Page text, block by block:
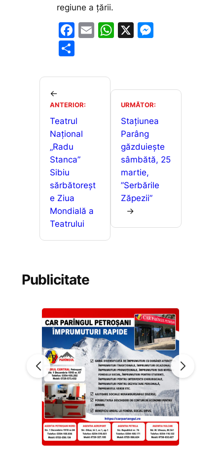
regiune a țării.
F
e
o
o
k
E
l
W
A
p
p
X
e
n
g
er
ta
a
z
ă
←
ANTERIOR:
Teatrul
Național
„Radu
Stanca”
Sibiu
sărbătoreșt
e Ziua
Mondială a
Teatrului
URMĂTOR:
Stațiunea
Parâng
găzduiește
sâmbătă, 25
martie,
”Serbările
Zăpezii”
→
Publicitate